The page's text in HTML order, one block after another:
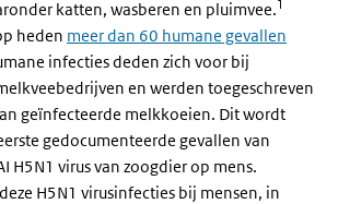
katten, wasberen en pluimvee.1
heden meer dan 60 humane gevallen
link)
infecties deden zich voor bij
en werden toegeschreven
geïnfecteerde melkkoeien. Dit wordt
gedocumenteerde gevallen van
H5N1 virus van zoogdier op mens.
H5N1 virusinfecties bij mensen, in